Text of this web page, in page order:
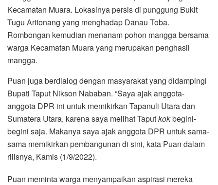
Kecamatan Muara. Lokasinya persis di punggung Bukit
Tugu Aritonang yang menghadap Danau Toba.
Rombongan kemudian menanam pohon mangga bersama
warga Kecamatan Muara yang merupakan penghasil
mangga.
Puan juga berdialog dengan masyarakat yang didampingi
Bupati Taput Nikson Nababan. “Saya ajak anggota-
anggota DPR ini untuk memikirkan Tapanuli Utara dan
Sumatera Utara, karena saya melihat Taputkokbegini-
begini saja. Makanya saya ajak anggota DPR untuk sama-
sama memikirkan pembangunan di sini, kata Puan dalam
rilisnya, Kamis (1/9/2022).
Puan meminta warga menyampaikan aspirasi mereka